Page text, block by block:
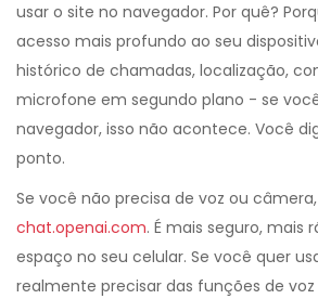
usar o site no navegador. Por quê?
acesso mais profundo ao seu
histórico de chamadas, localização,
microfone em segundo plano - se
navegador, isso não acontece. Você
ponto.
Se você não precisa de voz ou
chat.openai.com. É mais seguro, mais
espaço no seu celular. Se você quer
realmente precisar das funções de